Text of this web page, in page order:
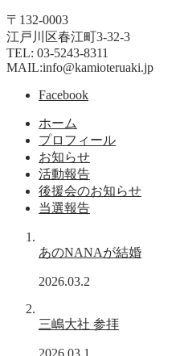
〒132-0003
江戸川区春江町3-32-3
TEL: 03-5243-8311
MAIL:info@kamioteruaki.jp
Facebook
ホーム
プロフィール
お知らせ
活動報告
後援会のお知らせ
当選報告
あのNANAが結婚
2026.03.2
三嶋大社 参拝